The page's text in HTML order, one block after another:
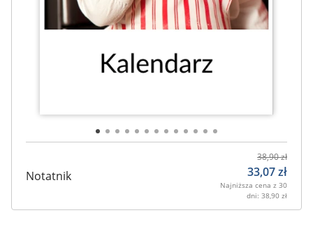
Notatnik
38,90zł
33,07zł
Najniższa cena z 30
dni: 38,90 zł